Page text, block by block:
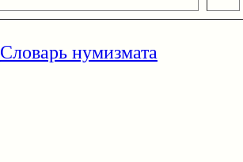
Словарь нумизмата